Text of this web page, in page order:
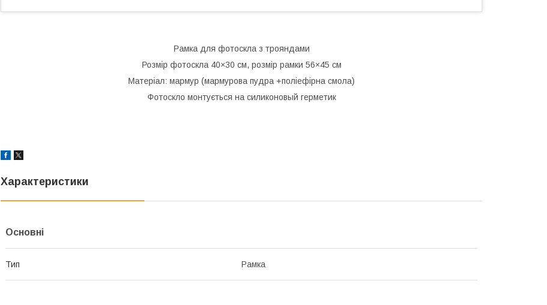
Рамка для фотоскла з трояндами
Розмір фотоскла 40×30 см, розмір рамки 56×45 см
Матеріал: мармур (мармурова пудра +поліефірна смола)
Фотоскло монтується на силиконовый герметик
Характеристики
Основні
Тип Рамка